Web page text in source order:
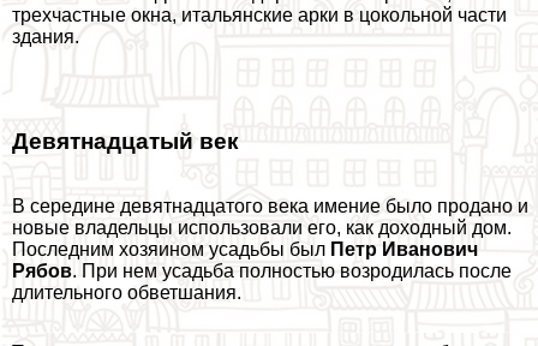
трехчастные окна, итальянские арки в цокольной части
здания.
Девятнадцатый век
В середине девятнадцатого века имение было продано и
новые владельцы использовали его, как доходный дом.
Последним хозяином усадьбы был Петр Иванович
Рябов. При нем усадьба полностью возродилась после
длительного обветшания.